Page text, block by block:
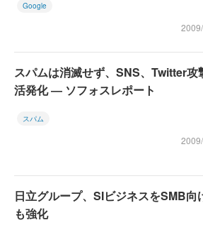
Google
スパムは消滅せず、SNS、Twitter攻
活発化 ― ソフォスレポート
スパム
日立グループ、SIビジネスをSMB向
も強化